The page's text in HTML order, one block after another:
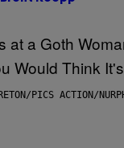
PICS ACTION/